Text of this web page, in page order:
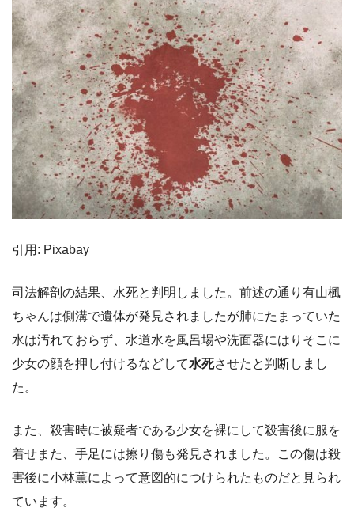
引用: Pixabay
司法解剖の結果、水死と判明しました。前述の通り有山楓
ちゃんは側溝で遺体が発見されましたが肺にたまっていた
水は汚れておらず、水道水を風呂場や洗面器にはりそこに
少女の顔を押し付けるなどして水死させたと判断しまし
た。
また、殺害時に被疑者である少女を裸にして殺害後に服を
着せまた、手足には擦り傷も発見されました。この傷は殺
害後に小林薫によって意図的につけられたものだと見られ
ています。